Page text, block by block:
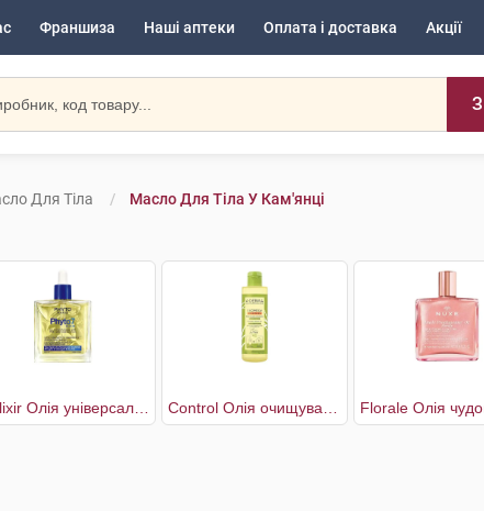
Франшиза Наші аптеки Оплата і доставка Акції
Для Тіла Масло Для Тіла У Кам'янці